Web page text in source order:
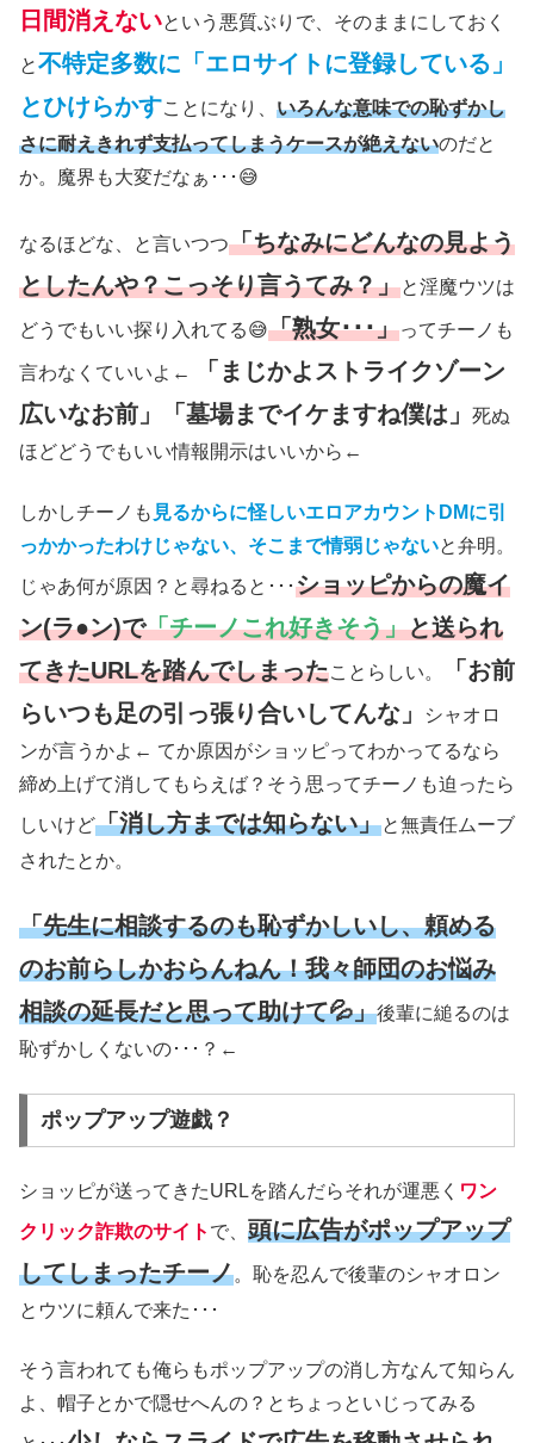
日間消えないという悪質ぶりで、そのままにしておく
と不特定多数に「エロサイトに登録している」
とひけらかすことになり、 いろんな意味での恥ずかし
さに耐えきれず支払ってしまうケースが絶えないのだと
か。魔界も大変だなぁ･･･😅
なるほどな、と言いつつ「ちなみにどんなの見よう
としたんや？こっそり言うてみ？」と淫魔ウツは
どうでもいい探り入れてる😅「熟女･･･」ってチーノも
言わなくていいよ←
「まじかよストライクゾーン
広いなお前」「墓場までイケますね僕は」
死ぬ
ほどどうでもいい情報開示はいいから←
しかしチーノも 見るからに怪しいエロアカウントDMに引
っかかったわけじゃない、そこまで情弱じゃないと弁明。
じゃあ何が原因？と尋ねると･･･ショッピからの魔イ
ン(ラ●ン)で「チーノこれ好きそう」と送られ
てきたURLを踏んでしまったことらしい。
「お前
らいつも足の引っ張り合いしてんな」
シャオロ
ンが言うかよ← てか原因がショッピってわかってるなら
締め上げて消してもらえば？そう思ってチーノも迫ったら
しいけど「消し方までは知らない」と無責任ムーブ
されたとか。
「先生に相談するのも恥ずかしいし、頼める
のお前らしかおらんねん！我々師団のお悩み
相談の延長だと思って助けて💦」後輩に縋るのは
恥ずかしくないの･･･？←
ポップアップ遊戯？
ショッピが送ってきたURLを踏んだらそれが運悪く ワン
クリック詐欺のサイト で、 頭に広告がポップアップ
してしまったチーノ。恥を忍んで後輩のシャオロン
とウツに頼んで来た･･･
そう言われても俺らもポップアップの消し方なんて知らん
よ、帽子とかで隠せへんの？とちょっといじってみる